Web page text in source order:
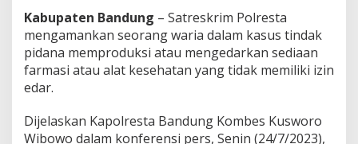
e
g
a
,
o
r
Kabupaten Bandung – Satreskrim Polresta
mengamankan seorang waria dalam kasus tindak
pidana memproduksi atau mengedarkan sediaan
farmasi atau alat kesehatan yang tidak memiliki izin
edar.
Dijelaskan Kapolresta Bandung Kombes Kusworo
Wibowo dalam konferensi pers, Senin (24/7/2023),